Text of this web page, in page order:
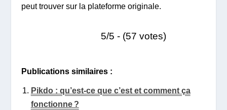
peut trouver sur la plateforme originale.
5/5 - (57 votes)
Publications similaires :
Pikdo : qu’est-ce que c’est et comment ça
fonctionne ?